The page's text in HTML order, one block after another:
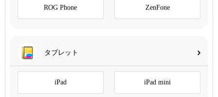
ROG Phone ZenFone
タブレット
iPad iPad mini